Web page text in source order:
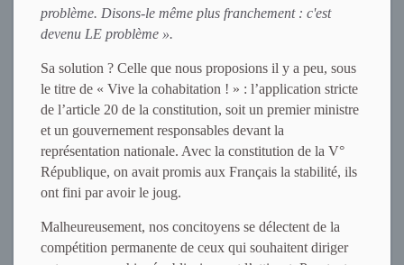
problème. Disons-le même plus franchement : c'est
devenu LE problème ».
Sa solution ? Celle que nous proposions il y a peu, sous
le titre de « Vive la cohabitation ! » : l’application stricte
de l’article 20 de la constitution, soit un premier ministre
et un gouvernement responsables devant la
représentation nationale. Avec la constitution de la V°
République, on avait promis aux Français la stabilité, ils
ont fini par avoir le joug.
Malheureusement, nos concitoyens se délectent de la
compétition permanente de ceux qui souhaitent diriger